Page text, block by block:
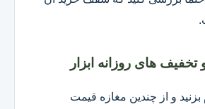
های روزانه ابزار
بزنید و از چندین مغازه قیمت